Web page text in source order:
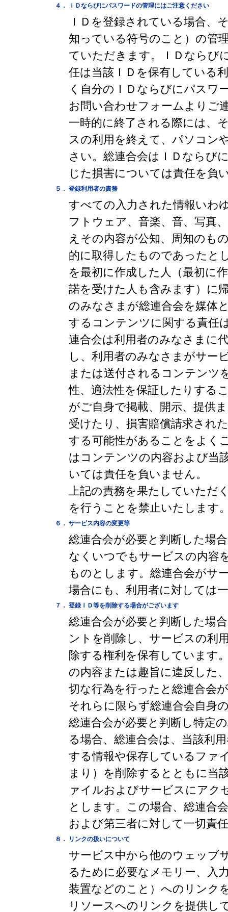
４． ＩＤならびにパスワードの管理にはご注意ください
ＩＤを登録されている場合、
知っている符号のこと）の管
ていただきます。ＩＤならび
任は当該ＩＤを保有している
く自分のＩＤならびにパスワ
お問い合わせフォームよりご
一時的に終了される際には、
スの利用を終えて、パソコン
さい。総連合会はＩＤならび
じた損害については責任を負
５． 登録利用者の責務
すべての入力された情報いわ
フトウェア、音楽、音、写真
えその内容が公知、周知のも
的に取得したものであったと
を最初に作成した人（最初に
諾を受けた人も含みます）に
のみなさまが総連合会を媒体
するコンテンツに関する責任
連合会は利用者のみなさまに
し、利用者のみなさまがサー
または送付されるコンテンツ
性、適法性を保証したりする
がご自身で掲載、開示、提供
受けたり、損害賠償請求され
する可能性があることをよく
はコンテンツの内容および当
いては責任を負いません。
上記の責務を果たしていただ
を行うことを禁止いたします
６． サービス内容の変更等
総連合会が必要と判断した場
なくいつでもサービスの内容
ものとします。総連合会がサ
場合にも、利用者に対しては
７． 登録ＩＤ等を削除する場合がございます
総連合会が必要と判断した場
ントを削除し、サービスの利
除する権利を保有しています
の内容または趣旨に違反した
切な行為を行ったと総連合会
それらに限らず総連合会自身
総連合会が必要と判断し特定
る場合、総連合会は、当該利
する情報や保存しているファ
まり）を削除するとともに当
ァイルおよびサービスにアク
とします。この場合、総連合
および第三者に対して一切責
８． リンクの扱いについて
サービス中から他のウェッブ
るために必要なメモリー、入
装置などのこと）へのリンク
リソースへのリンクを提供し